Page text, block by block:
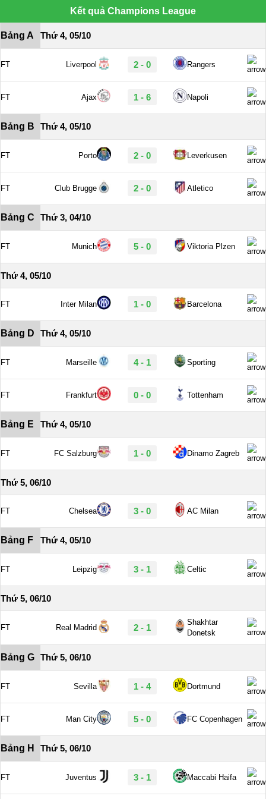
Kết quả Champions League
Bảng A Thứ 4, 05/10
FT Liverpool 2 - 0 Rangers
FT Ajax 1 - 6 Napoli
Bảng B Thứ 4, 05/10
FT Porto 2 - 0 Leverkusen
FT Club Brugge 2 - 0 Atletico
Bảng C Thứ 3, 04/10
FT Munich 5 - 0 Viktoria Plzen
Thứ 4, 05/10
FT Inter Milan 1 - 0 Barcelona
Bảng D Thứ 4, 05/10
FT Marseille 4 - 1 Sporting
FT Frankfurt 0 - 0 Tottenham
Bảng E Thứ 4, 05/10
FT FC Salzburg 1 - 0 Dinamo Zagreb
Thứ 5, 06/10
FT Chelsea 3 - 0 AC Milan
Bảng F Thứ 4, 05/10
FT Leipzig 3 - 1 Celtic
Thứ 5, 06/10
FT Real Madrid 2 - 1
Shakhtar
Donetsk
Bảng G Thứ 5, 06/10
FT Sevilla 1 - 4 Dortmund
FT Man City 5 - 0 FC Copenhagen
Bảng H Thứ 5, 06/10
FT Juventus 3 - 1 Maccabi Haifa